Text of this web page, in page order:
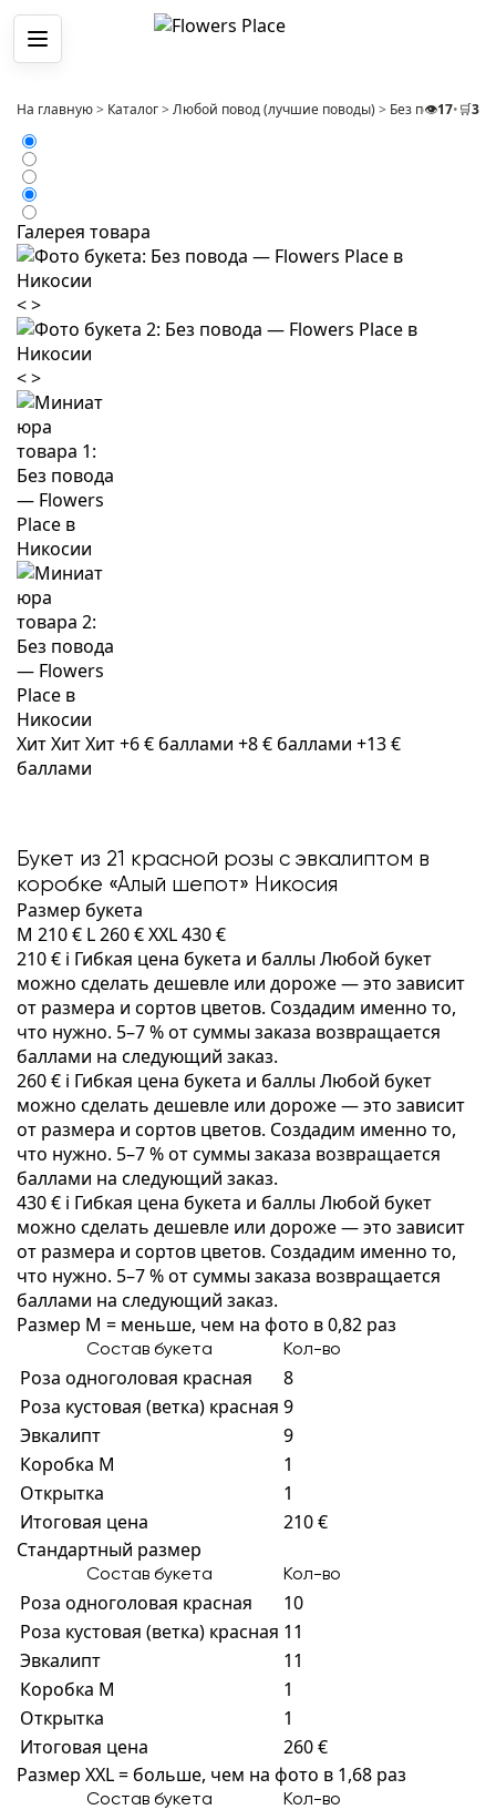
Меню
На главную> Каталог> Любой повод (лучшие поводы) > Без повода>
👁️17•🛒3
Галерея товара
<>
<>
ХитХитХит+6 € баллами +8 € баллами +13 €
баллами
Букет из 21 красной розы с эвкалиптом в
коробке «Алый шепот» Никосия
Размер букета
M 210 € L260 €XXL430 €
210 € i Гибкая цена букета и баллыЛюбой букет
можно сделать дешевле или дороже — это зависит
от размера и сортов цветов. Создадим именно то,
что нужно. 5–7 % от суммы заказа возвращается
баллами на следующий заказ.
260 € i Гибкая цена букета и баллыЛюбой букет
можно сделать дешевле или дороже — это зависит
от размера и сортов цветов. Создадим именно то,
что нужно. 5–7 % от суммы заказа возвращается
баллами на следующий заказ.
430 € i Гибкая цена букета и баллыЛюбой букет
можно сделать дешевле или дороже — это зависит
от размера и сортов цветов. Создадим именно то,
что нужно. 5–7 % от суммы заказа возвращается
баллами на следующий заказ.
Размер M = меньше, чем на фото в 0,82 раз
Состав букета Кол-во
Роза одноголовая красная
8
Роза кустовая (ветка) красная 9
Эвкалипт
9
Коробка M
1
Открытка
1
Итоговая цена
210 €
Стандартный размер
Состав букета Кол-во
Роза одноголовая красная
10
Роза кустовая (ветка) красная 11
Эвкалипт
11
Коробка M
1
Открытка
1
Итоговая цена
260 €
Размер XXL = больше, чем на фото в 1,68 раз
Состав букета Кол-во